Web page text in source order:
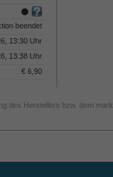
beendet
13:30 Uhr
13:38 Uhr
€ 6,90
des Herstellers bzw. dem